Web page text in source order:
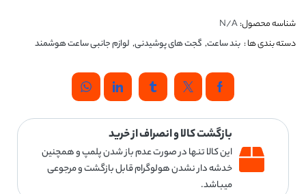
شناسه محصول:N/A
دسته بندی ها : بند ساعت, گجت های پوشیدنی, لوازم جانبی ساعت هوشمند
بازگشت کالا و انصراف از خرید
این کالا تنها در صورت عدم باز شدن پلمپ و همچنین
خدشه دار نشدن هولوگرام قابل بازگشت و مرجوعی
میباشد.